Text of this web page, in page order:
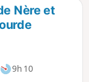
Nère et
9h 10